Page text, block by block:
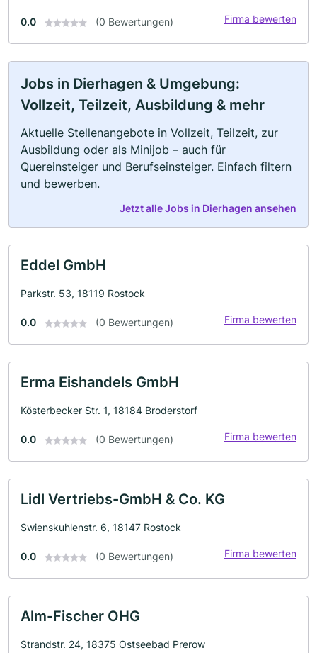
0.0 (0 Bewertungen) Firma bewerten
Jobs in Dierhagen & Umgebung:
Vollzeit, Teilzeit, Ausbildung & mehr
Aktuelle Stellenangebote in Vollzeit, Teilzeit, zur
Ausbildung oder als Minijob – auch für
Quereinsteiger und Berufseinsteiger. Einfach filtern
und bewerben.
Jetzt alle Jobs in Dierhagen ansehen
Eddel GmbH
Parkstr. 53, 18119 Rostock
0.0 (0 Bewertungen) Firma bewerten
Erma Eishandels GmbH
Kösterbecker Str. 1, 18184 Broderstorf
0.0 (0 Bewertungen) Firma bewerten
Lidl Vertriebs-GmbH & Co. KG
Swienskuhlenstr. 6, 18147 Rostock
0.0 (0 Bewertungen) Firma bewerten
Alm-Fischer OHG
Strandstr. 24, 18375 Ostseebad Prerow